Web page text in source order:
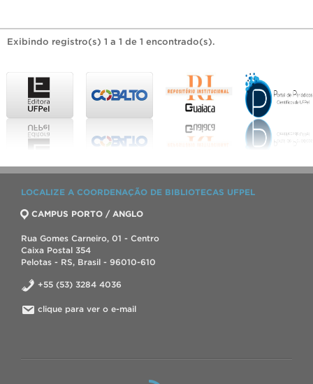
Exibindo registro(s) 1 a 1 de 1 encontrado(s).
LOCALIZE A COORDENAÇÃO DE BIBLIOTECAS UFPEL
CAMPUS PORTO / ANGLO
Rua Gomes Carneiro, 01 - Centro
Caixa Postal 354
Pelotas - RS, Brasil - 96010-610
+55 (53) 3284 4036
clique para ver o e-mail